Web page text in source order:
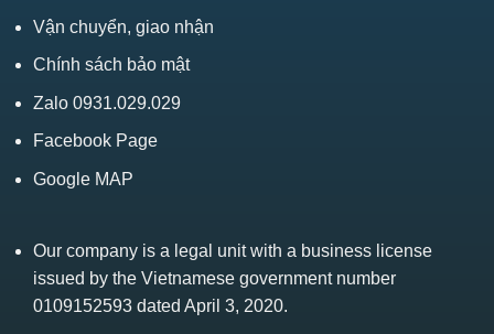
Vận chuyển, giao nhận
Chính sách bảo mật
Zalo 0931.029.029
Facebook Page
Google MAP
Our company is a legal unit with a business license
issued by the Vietnamese government number
0109152593 dated April 3, 2020.